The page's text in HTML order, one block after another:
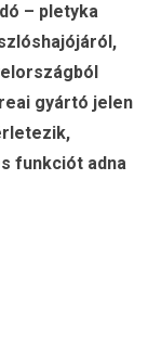
– pletyka
gyártó jelen
funkciót adna